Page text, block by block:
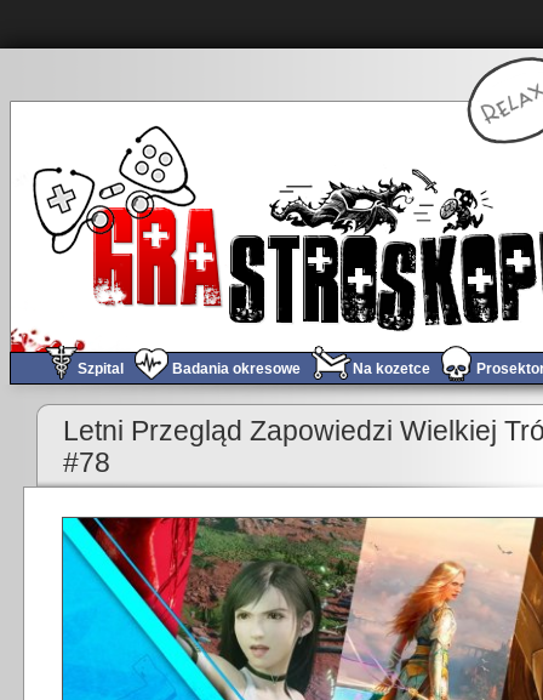
Szpital Badania okresowe Na kozetce
Konsole? Nie potrzebuję nowej generacji! Obchód tygodnia
Letni Przegląd Zapowiedzi Wielkiej
#78